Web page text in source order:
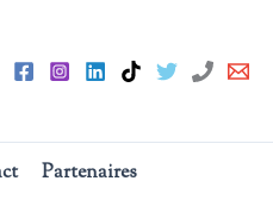
Partenaires